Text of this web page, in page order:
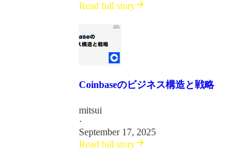
Read full story
Coinbaseのビジネス構造と戦略
mitsui
·
September 17, 2025
Read full story